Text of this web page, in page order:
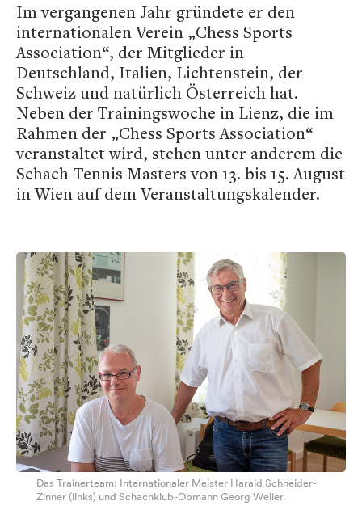
Im vergangenen Jahr gründete er den
internationalen Verein „Chess Sports
Association“, der Mitglieder in
Deutschland, Italien, Lichtenstein, der
Schweiz und natürlich Österreich hat.
Neben der Trainingswoche in Lienz, die im
Rahmen der „Chess Sports Association“
veranstaltet wird, stehen unter anderem die
Schach-Tennis Masters von 13. bis 15. August
in Wien auf dem Veranstaltungskalender.
Das Trainerteam: Internationaler Meister Harald Schneider-
Zinner (links) und Schachklub-Obmann Georg Weiler.